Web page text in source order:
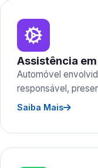
Assistência
Automóvel
responsável,
Saiba Mais